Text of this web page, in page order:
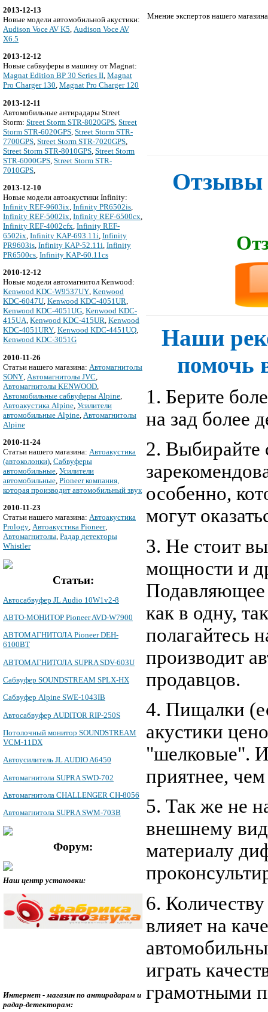
2013-12-13
Новые модели автомобильной акустики:
Audison Voce AV K5, Audison Voce AV
X6.5
2013-12-12
Новые сабвуферы в машину от Magnat:
Magnat Edition BP 30 Series II, Magnat
Pro Charger 130, Magnat Pro Charger 120
2013-12-11
Автомобильные антирадары Street
Storm: Street Storm STR-8020GPS Street
Storm STR-6020GPS Street Storm STR-
7700GPS Street Storm STR-7020GPS
Street Storm STR-8010GPS Street Storm
STR-6000GPS Street Storm STR-
7010GPS
2013-12-10
Новые модели автоакустики Infinity:
Infinity REF-9603ix, Infinity PR6502is,
Infinity REF-5002ix, Infinity REF-6500cx,
Infinity REF-4002cfx, Infinity REF-
6502ix, Infinity KAP-693.11i, Infinity
PR9603is, Infinity KAP-52.11i, Infinity
PR6500cs, Infinity KAP-60.11cs
2010-12-12
Новые модели автомагнитол Kenwood:
Kenwood KDC-W9537UY, Kenwood
KDC-6047U, Kenwood KDC-4051UR,
Kenwood KDC-4051UG, Kenwood KDC-
415UA, Kenwood KDC-415UR, Kenwood
KDC-4051URY, Kenwood KDC-4451UQ,
Kenwood KDC-3051G
2010-11-26
Cтатьи нашего магазина: Автомагнитолы
SONY Автомагнитолы JVC
Автомагнитолы KENWOOD
Автомобильные сабвуферы Alpine
Автоакустика Alpine Усилители
автомобильные Alpine Автомагнитолы
Alpine
2010-11-24
Cтатьи нашего магазина: Автоакустика
(автоколонки), Сабвуферы
автомобильные, Усилители
автомобильные, Pioneer компания,
которая производит автомобильный звук
2010-11-23
Cтатьи нашего магазина: Автоакустика
Prology, Автоакустика Pioneer,
Автомагнитолы, Радар детекторы
Whistler
Статьи:
Автосабвуфер JL Audio 10W1v2-8
АВТО-МОНИТОР Pioneer AVD-W7900
АВТОМАГНИТОЛА Pioneer DEH-
6100BT
АВТОМАГНИТОЛА SUPRA SDV-603U
Сабвуфер SOUNDSTREAM SPLX-HX
Сабвуфер Alpine SWE-1043IB
Автосабвуфер AUDITOR RIP-250S
Потолочный монитор SOUNDSTREAM
VCM-11DX
Автоусилитель JL AUDIO A6450
Автомагнитола SUPRA SWD-702
Автомагнитола CHALLENGER CH-8056
Автомагнитола SUPRA SWM-703B
Форум:
Наш центр установки:
Интернет - магазин по антирадарам и
радар-детекторам:
Мнение экспертов нашего
Отзывы
Наши
помочь
1. Берите
на зад более
2. Выбирайте
особенно,
могут
3. Не стоит
мощности и
Подавляющее
как в одну,
полагайтесь
производит
продавцов.
4. Пищалки
акустики
"шелковые".
приятнее,
5. Так же не
внешнему
материалу
6.
влияет на
играть
грамотными